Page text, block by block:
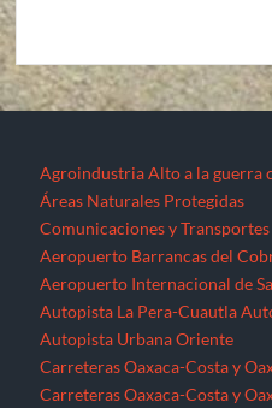
Carreteras Oaxaca-Costa y
Carreteras Oaxaca-Costa y
Corredor transversal
Nuevo Aeropuerto de la
Proyecto Cuyutlán-Puerto
Supercarretera Mazatlán-
ContactoCorredores
Espejos de la resistencia
Fracturación Hidráulica
Hidrocarburos
Gasoducto Jaltipan – Salina
Gasoducto Salina Cruz –